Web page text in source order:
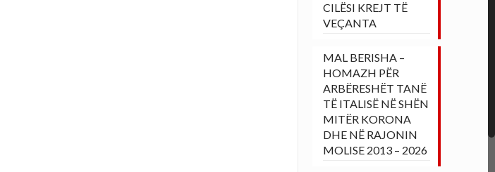
CILËSI KREJT TË
VEÇANTA
MAL BERISHA –
HOMAZH PËR
ARBËRESHËT TANË
TË ITALISË NË SHËN
MITËR KORONA
DHE NË RAJONIN
MOLISE 2013 – 2026